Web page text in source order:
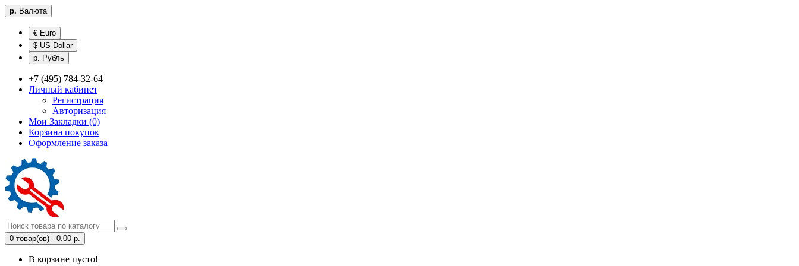
р. Валюта
€ Euro
$ US Dollar
р. Рубль
+7 (495) 784-32-64
Личный кабинет
Регистрация
Авторизация
Мои Закладки (0)
Корзина покупок
Оформление заказа
0 товар(ов) - 0.00 р.
В корзине пусто!